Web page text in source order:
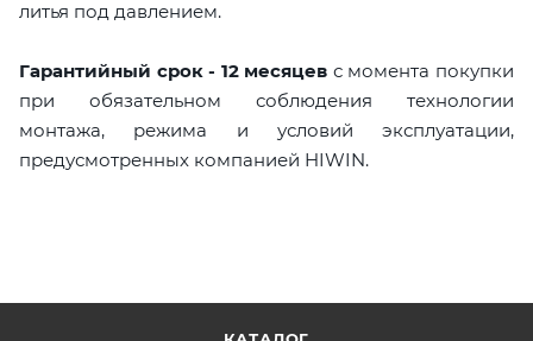
литья под давлением.
Гарантийный срок - 12 месяцев с момента покупки
при обязательном соблюдения технологии
монтажа, режима и условий эксплуатации,
предусмотренных компанией HIWIN.